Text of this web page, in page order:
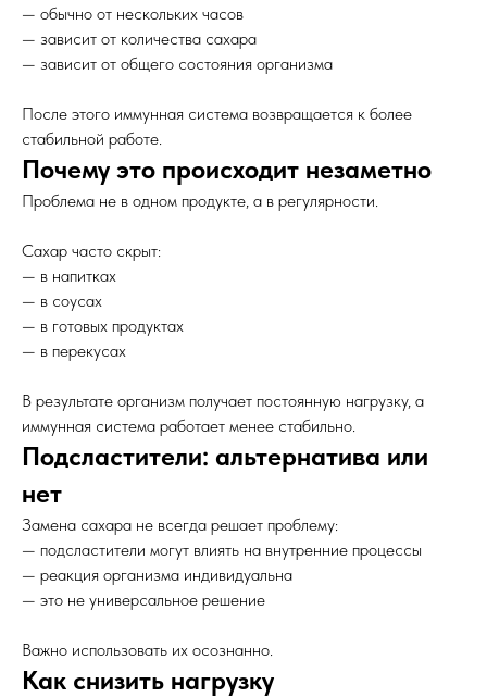
— обычно от нескольких часов
— зависит от количества сахара
— зависит от общего состояния организма
После этого иммунная система возвращается к более
стабильной работе.
Почему это происходит незаметно
Проблема не в одном продукте, а в регулярности.
Сахар часто скрыт:
— в напитках
— в соусах
— в готовых продуктах
— в перекусах
В результате организм получает постоянную нагрузку, а
иммунная система работает менее стабильно.
Подсластители: альтернатива или
нет
Замена сахара не всегда решает проблему:
— подсластители могут влиять на внутренние процессы
— реакция организма индивидуальна
— это не универсальное решение
Важно использовать их осознанно.
Как снизить нагрузку